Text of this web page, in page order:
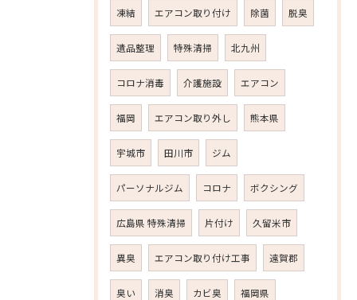
凍結 エアコン取り付け 除菌 脱臭
遺品整理 特殊清掃 北九州
コロナ消毒 介護施設 エアコン
福岡 エアコン取り外し 熊本県
宇城市 田川市 ジム
パーソナルジム コロナ ボクシング
広島県 特殊清掃 片付け 久留米市
異臭 エアコン取り付け工事 遠賀郡
臭い 消臭 カビ臭 福岡県